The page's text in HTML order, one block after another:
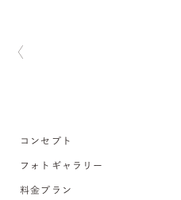
コンセプト
フォトギャラリー
料金プラン